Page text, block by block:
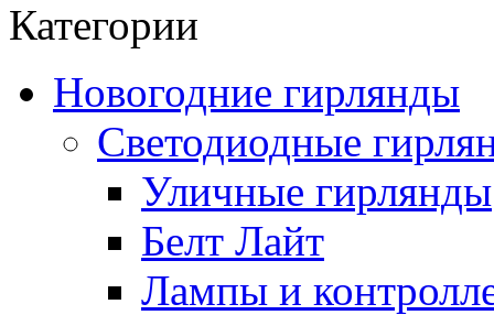
Категории
Новогодние гирлянды
Светодиодные
Уличные гирлянды
Белт Лайт
Лампы и